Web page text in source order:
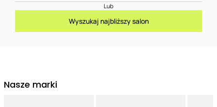
Lub
Wyszukaj najbliższy salon
Nasze marki